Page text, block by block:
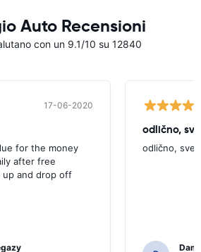
Auto Recensioni
con un 9.1/10 su 12840
17-06-2020
for the money
after free
up and drop off
odlično,
odlično, sve